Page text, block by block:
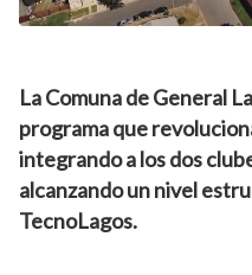
La Comuna de General
programa que
integrando a los dos
alcanzando un nivel
TecnoLagos.